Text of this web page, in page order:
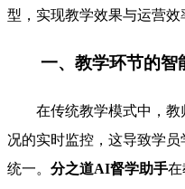
型，实现教学效果与运营效
一、教学环节的智
在传统教学模式中，
况的实时监控，这导致学
统一。 分之道AI督学助手在